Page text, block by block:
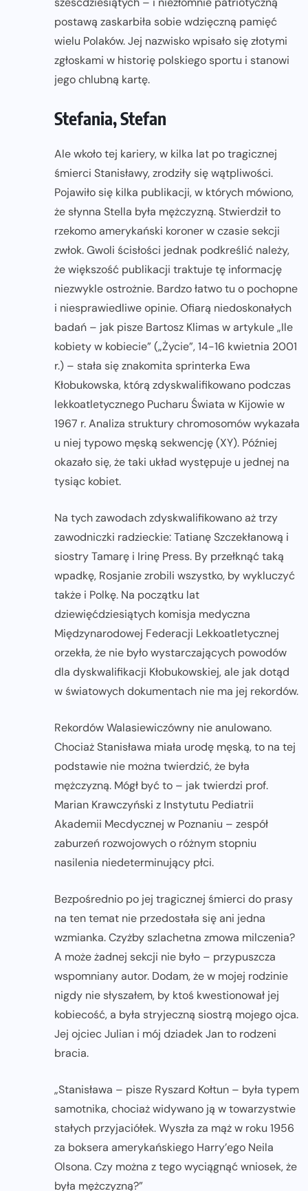
postawą zaskarbiła sobie wdzięczną pamięć
wielu Polaków. Jej nazwisko wpisało się złotymi
zgłoskami w historię polskiego sportu i stanowi
jego chlubną kartę.
Stefania, Stefan
Ale wkoło tej kariery, w kilka lat po tragicznej
śmierci Stanisławy, zrodziły się wątpliwości.
Pojawiło się kilka publikacji, w których mówiono,
że słynna Stella była mężczyzną. Stwierdził to
rzekomo amerykański koroner w czasie sekcji
zwłok. Gwoli ścisłości jednak podkreślić należy,
że większość publikacji traktuje tę informację
niezwykle ostrożnie. Bardzo łatwo tu o pochopne
i niesprawiedliwe opinie. Ofiarą niedoskonałych
badań – jak pisze Bartosz Klimas w artykule „Ile
kobiety w kobiecie” („Życie”, 14-16 kwietnia 2001
r.) – stała się znakomita sprinterka Ewa
Kłobukowska, którą zdyskwalifikowano podczas
lekkoatletycznego Pucharu Świata w Kijowie w
1967 r. Analiza struktury chromosomów wykazała
u niej typowo męską sekwencję (XY). Później
okazało się, że taki układ występuje u jednej na
tysiąc kobiet.
Na tych zawodach zdyskwalifikowano aż trzy
zawodniczki radzieckie: Tatianę Szczekłanową i
siostry Tamarę i Irinę Press. By przełknąć taką
wpadkę, Rosjanie zrobili wszystko, by wykluczyć
także i Polkę. Na początku lat
dziewięćdziesiątych komisja medyczna
Międzynarodowej Federacji Lekkoatletycznej
orzekła, że nie było wystarczających powodów
dla dyskwalifikacji Kłobukowskiej, ale jak dotąd
w światowych dokumentach nie ma jej rekordów.
Rekordów Walasiewiczówny nie anulowano.
Chociaż Stanisława miała urodę męską, to na tej
podstawie nie można twierdzić, że była
mężczyzną. Mógł być to – jak twierdzi prof.
Marian Krawczyński z Instytutu Pediatrii
Akademii Mecdycznej w Poznaniu – zespół
zaburzeń rozwojowych o różnym stopniu
nasilenia niedeterminujący płci.
Bezpośrednio po jej tragicznej śmierci do prasy
na ten temat nie przedostała się ani jedna
wzmianka. Czyżby szlachetna zmowa milczenia?
A może żadnej sekcji nie było – przypuszcza
wspomniany autor. Dodam, że w mojej rodzinie
nigdy nie słyszałem, by ktoś kwestionował jej
kobiecość, a była stryjeczną siostrą mojego ojca.
Jej ojciec Julian i mój dziadek Jan to rodzeni
bracia.
„Stanisława – pisze Ryszard Kołtun – była typem
samotnika, chociaż widywano ją w towarzystwie
stałych przyjaciółek. Wyszła za mąż w roku 1956
za boksera amerykańskiego Harry’ego Neila
Olsona. Czy można z tego wyciągnąć wniosek, że
była mężczyzną?”